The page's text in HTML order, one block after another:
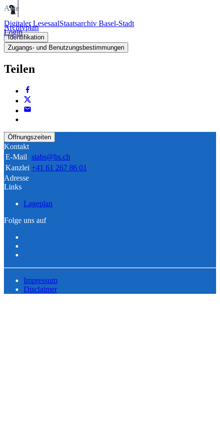
Digitaler LesesaalStaatsarchiv Basel-Stadt
Login
Akte
Archivplan
Identifikation
Zugangs- und Benutzungsbestimmungen
Teilen
Öffnungszeiten
Kontakt
E-Mail stabs@bs.ch
Kanzlei +41 61 267 86 01
Adresse
Links
Lageplan
Folge uns auf
Impressum
Disclaimer